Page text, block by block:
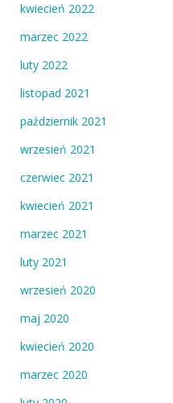
kwiecień 2022
marzec 2022
luty 2022
listopad 2021
październik 2021
wrzesień 2021
czerwiec 2021
kwiecień 2021
marzec 2021
luty 2021
wrzesień 2020
maj 2020
kwiecień 2020
marzec 2020